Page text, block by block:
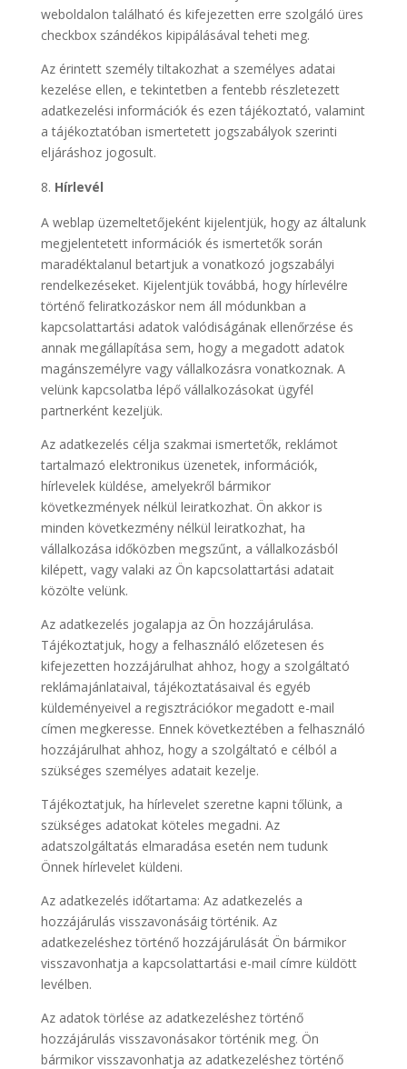
weboldalon található és kifejezetten erre szolgáló üres
checkbox szándékos kipipálásával teheti meg.
Az érintett személy tiltakozhat a személyes adatai
kezelése ellen, e tekintetben a fentebb részletezett
adatkezelési információk és ezen tájékoztató, valamint
a tájékoztatóban ismertetett jogszabályok szerinti
eljáráshoz jogosult.
Hírlevél
A weblap üzemeltetőjeként kijelentjük, hogy az általunk
megjelentetett információk és ismertetők során
maradéktalanul betartjuk a vonatkozó jogszabályi
rendelkezéseket. Kijelentjük továbbá, hogy hírlevélre
történő feliratkozáskor nem áll módunkban a
kapcsolattartási adatok valódiságának ellenőrzése és
annak megállapítása sem, hogy a megadott adatok
magánszemélyre vagy vállalkozásra vonatkoznak. A
velünk kapcsolatba lépő vállalkozásokat ügyfél
partnerként kezeljük.
Az adatkezelés célja szakmai ismertetők, reklámot
tartalmazó elektronikus üzenetek, információk,
hírlevelek küldése, amelyekről bármikor
következmények nélkül leiratkozhat. Ön akkor is
minden következmény nélkül leiratkozhat, ha
vállalkozása időközben megszűnt, a vállalkozásból
kilépett, vagy valaki az Ön kapcsolattartási adatait
közölte velünk.
Az adatkezelés jogalapja az Ön hozzájárulása.
Tájékoztatjuk, hogy a felhasználó előzetesen és
kifejezetten hozzájárulhat ahhoz, hogy a szolgáltató
reklámajánlataival, tájékoztatásaival és egyéb
küldeményeivel a regisztrációkor megadott e-mail
címen megkeresse. Ennek következtében a felhasználó
hozzájárulhat ahhoz, hogy a szolgáltató e célból a
szükséges személyes adatait kezelje.
Tájékoztatjuk, ha hírlevelet szeretne kapni tőlünk, a
szükséges adatokat köteles megadni. Az
adatszolgáltatás elmaradása esetén nem tudunk
Önnek hírlevelet küldeni.
Az adatkezelés időtartama: Az adatkezelés a
hozzájárulás visszavonásáig történik. Az
adatkezeléshez történő hozzájárulását Ön bármikor
visszavonhatja a kapcsolattartási e-mail címre küldött
levélben.
Az adatok törlése az adatkezeléshez történő
hozzájárulás visszavonásakor történik meg. Ön
bármikor visszavonhatja az adatkezeléshez történő